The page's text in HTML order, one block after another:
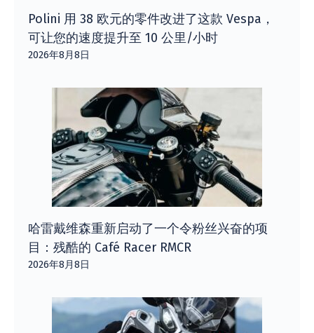
Polini 用 38 欧元的零件改进了这款 Vespa，
可让您的速度提升至 10 公里/小时
2026年8月8日
哈雷戴维森重新启动了一个令粉丝兴奋的项
目：残酷的 Café Racer RMCR
2026年8月8日